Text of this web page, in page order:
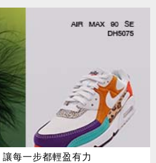
每一步都輕盈有力